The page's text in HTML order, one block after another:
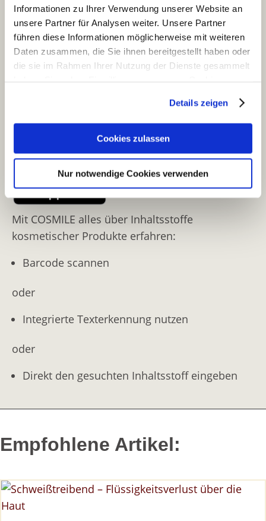
Informationen zu Ihrer Verwendung unserer Website an
unsere Partner für Analysen weiter. Unsere Partner
führen diese Informationen möglicherweise mit weiteren
Daten zusammen, die Sie ihnen bereitgestellt haben oder
die sie im Rahmen Ihrer Nutzung der Dienste gesammelt
Erfahren Sie in unsererDatenschutzerklärungmehr
darüber, wer wir sind, wie Sie uns kontaktieren können
und wie wir personenbezogene Daten verarbeiten.
Sie können Ihre Einwilligung jederzeit von derCookie-
Details zeigen
Cookies zulassen
Nur notwendige Cookies verwenden
Namen?
Warum sind diese Stoffe im Produkt
enthalten? Welche Funktionen haben sie?
Sind Inhaltsstoffe im Produkt, die ich meiden
muss (z. B. als Allergiker)?
Was bedeuten die Siegel auf dem Produkt?
Kostenfreier Download:
Mit COSMILE alles über Inhaltsstoffe
kosmetischer Produkte erfahren:
Barcode scannen
oder
Integrierte Texterkennung nutzen
oder
Direkt den gesuchten Inhaltsstoff eingeben
Empfohlene Artikel: